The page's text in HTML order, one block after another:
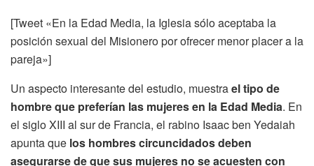
[Tweet «En la Edad Media, la Iglesia sólo aceptaba la
posición sexual del Misionero por ofrecer menor placer a la
pareja»]
Un aspecto interesante del estudio, muestrael tipo de
hombre que preferían las mujeres en la Edad Media. En
el siglo XIII al sur de Francia, el rabino Isaac ben Yedaiah
apunta que los hombres circuncidados deben
asegurarse de que sus mujeres no se acuesten con